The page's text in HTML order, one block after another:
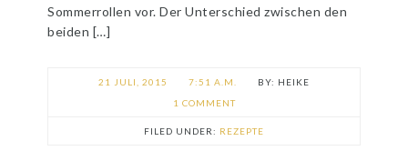
Sommerrollen vor. Der Unterschied zwischen den
beiden […]
21 JULI, 2015 7:51 A.M.
HEIKE
1 COMMENT
FILED UNDER: REZEPTE